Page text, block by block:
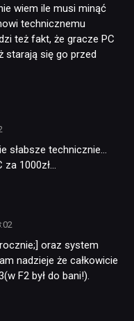
wiem ile musi minąć
technicznemu
też fakt, że gracze PC
starają się go przed
słabsze technicznie…
za 1000zł…
oraz system
nadzieje że całkowicie
F2 był do bani!).